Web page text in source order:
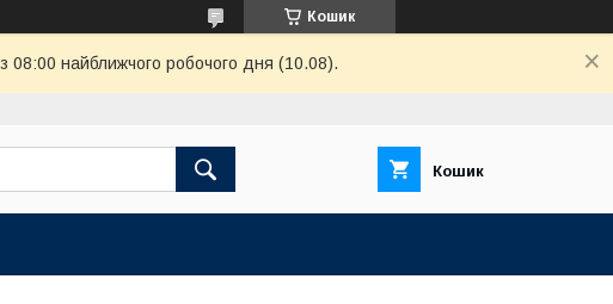
Кошик
08:00 найближчого робочого дня (10.08).
Кошик